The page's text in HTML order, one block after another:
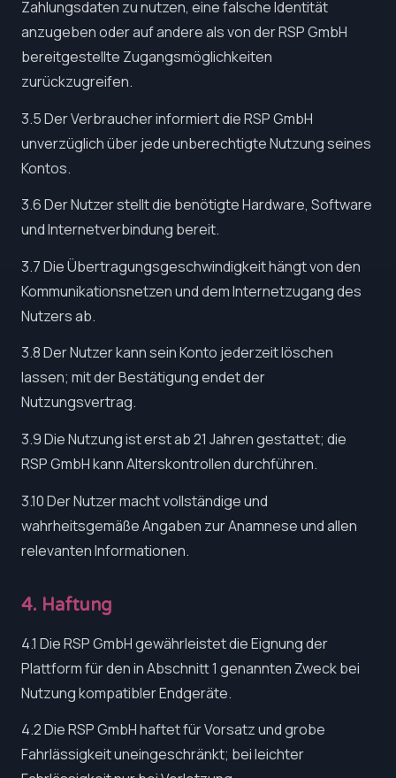
Zahlungsdaten zu nutzen, eine falsche Identität
anzugeben oder auf andere als von der RSP GmbH
bereitgestellte Zugangsmöglichkeiten
zurückzugreifen.
3.5 Der Verbraucher informiert die RSP GmbH
unverzüglich über jede unberechtigte Nutzung seines
Kontos.
3.6 Der Nutzer stellt die benötigte Hardware, Software
und Internetverbindung bereit.
3.7 Die Übertragungsgeschwindigkeit hängt von den
Kommunikationsnetzen und dem Internetzugang des
Nutzers ab.
3.8 Der Nutzer kann sein Konto jederzeit löschen
lassen; mit der Bestätigung endet der
Nutzungsvertrag.
3.9 Die Nutzung ist erst ab 21 Jahren gestattet; die
RSP GmbH kann Alterskontrollen durchführen.
3.10 Der Nutzer macht vollständige und
wahrheitsgemäße Angaben zur Anamnese und allen
relevanten Informationen.
4. Haftung
4.1 Die RSP GmbH gewährleistet die Eignung der
Plattform für den in Abschnitt 1 genannten Zweck bei
Nutzung kompatibler Endgeräte.
4.2 Die RSP GmbH haftet für Vorsatz und grobe
Fahrlässigkeit uneingeschränkt; bei leichter